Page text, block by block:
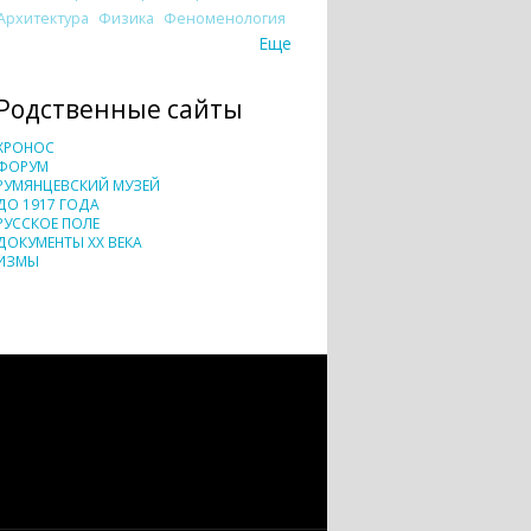
Физика Феноменология
Еще
сайты
МУЗЕЙ
1917 ГОДА
ПОЛЕ
XX ВЕКА